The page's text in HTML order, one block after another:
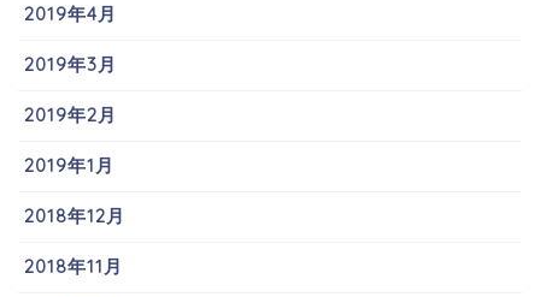
2019年4月
2019年3月
2019年2月
2019年1月
2018年12月
2018年11月